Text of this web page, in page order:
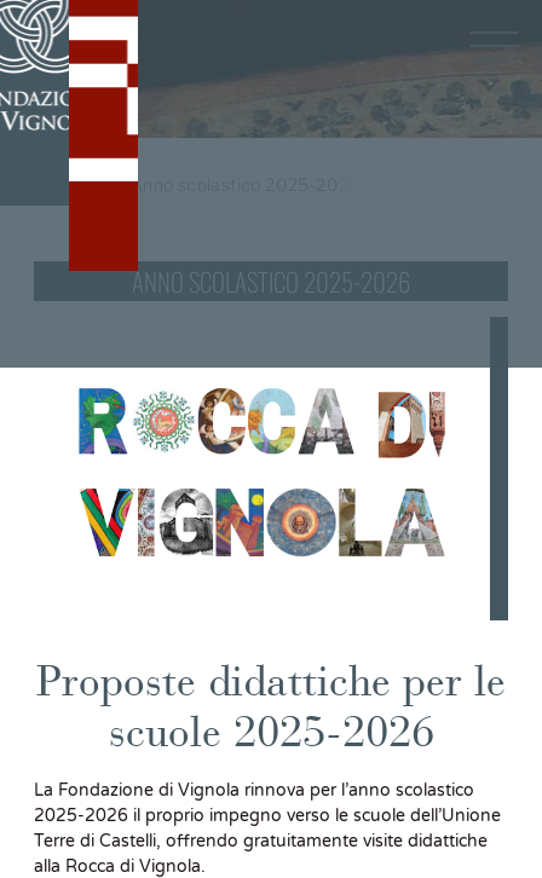
/tag Anno scolastico 2025-2026
ANNO SCOLASTICO 2025-2026
Proposte didattiche per le
scuole 2025-2026
La Fondazione di Vignola rinnova per l’anno scolastico
2025-2026 il proprio impegno verso le scuole dell’Unione
Terre di Castelli, offrendo gratuitamente visite didattiche
alla Rocca di Vignola.